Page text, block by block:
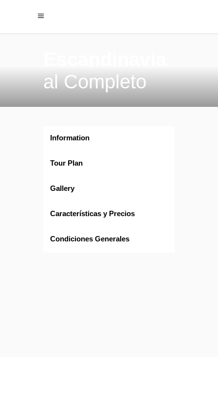
al Completo
Information
Tour Plan
Gallery
Características y Precios
Condiciones Generales